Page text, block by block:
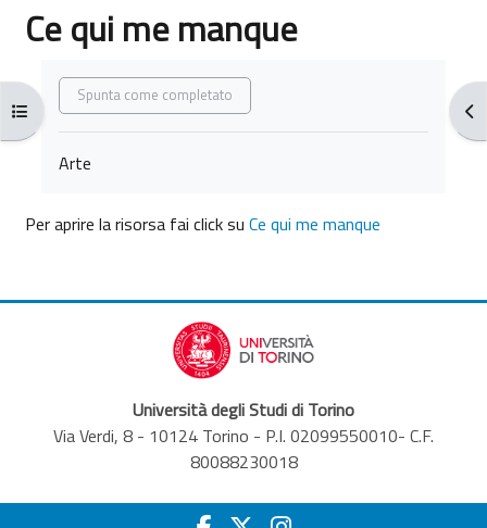
Apri indice del corso
Ce qui me manque
Aggregazione dei criteri
Spunta come completato
Arte
Per aprire la risorsa fai click su Ce qui me manque
Università degli Studi di Torino
Via Verdi, 8 - 10124 Torino - P.I. 02099550010- C.F.
80088230018